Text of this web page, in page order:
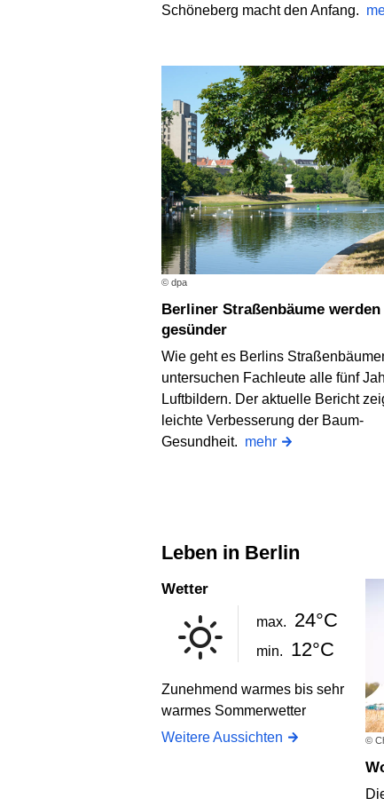
Schöneberg macht den Anfang.
© dpa
Berliner Straßenbäume werden wieder
gesünder
Wie geht es Berlins
untersuchen Fachleute alle fünf
Luftbildern. Der aktuelle Bericht
leichte Verbesserung der Baum-
Gesundheit. mehr
Leben in Berlin
Wetter
max. 24°C
min. 12°C
Zunehmend warmes bis sehr
warmes Sommerwetter
Weitere Aussichten
©